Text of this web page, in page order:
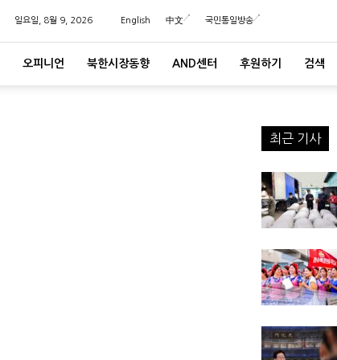
일요일, 8월 9, 2026 English 中文 국민통일방송
오피니언 북한시장동향 AND센터 후원하기 검색
최근 기사